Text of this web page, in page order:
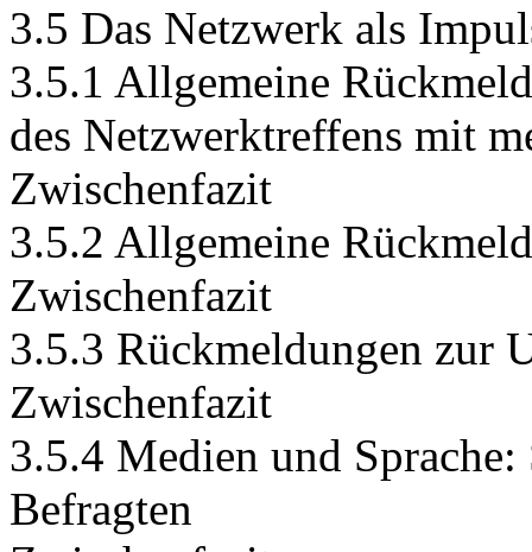
3.5 Das Netzwerk als
3.5.1 Allgemeine
des Netzwerktreffens mit
Zwischenfazit
3.5.2 Allgemeine
Zwischenfazit
3.5.3 Rückmeldungen zur
Zwischenfazit
3.5.4 Medien und
Befragten